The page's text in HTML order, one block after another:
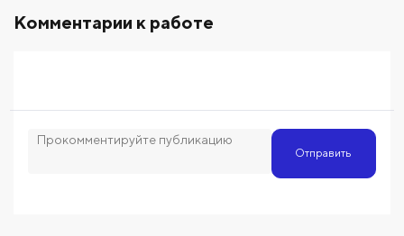
Комментарии к работе
Отправить